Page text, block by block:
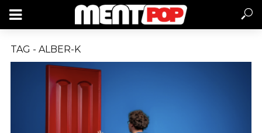
TAG - ALBER-K